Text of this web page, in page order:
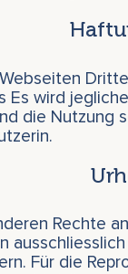
Es wird
die Nutzung
Rechte
Für die